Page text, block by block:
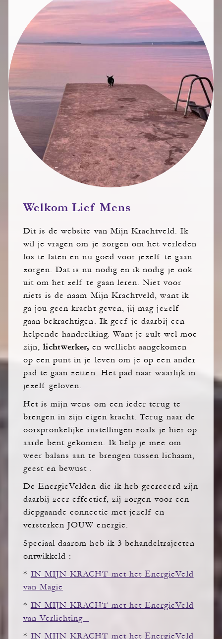
Welkom Lief Mens
Dit is de website van Mijn Krachtveld. Ik
wil je vragen om je zorgen om het verleden
los te laten en nu goed voor jezelf te gaan
zorgen. Dat is nu nodig en ik nodig je ook
uit om het zelf te gaan leren. Niet voor
niets is de naam Mijn Krachtveld, want ik
ga jou geen kracht geven, jij mag jezelf
gaan bekrachtigen. Ik geef je daarbij een
helpende handreiking. Want je zult wel moe
zijn, lichtwerker, en wellicht aangekomen
op een punt in je leven om je op een ander
pad te gaan zetten. Het pad naar waarlijk in
jezelf geloven.
Het is mijn wens om een ieder terug te
brengen in zijn eigen kracht. Terug naar de
oorspronkelijke instellingen zoals je hier op
aarde bent gekomen. Ik help je mee om
weer balans aan te brengen tussen lichaam,
geest en bewust .
De EnergieVelden die ik heb gecreëerd zijn
daarbij zeer effectief, zij zorgen voor een
diepgaande connectie met jezelf en
versterken JOUW energie.
Speciaal daarom heb ik 3 behandeltrajecten
ontwikkeld :
* IN MIJN KRACHT met het EnergieVeld
van Magie
* IN MIJN KRACHT met het EnergieVeld
van Verlichting
* IN MIJN KRACHT met het EnergieVeld